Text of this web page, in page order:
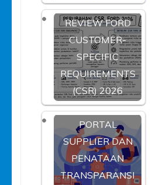
REVIEW FORD
CUSTOMER-
SPECIFIC
REQUIREMENTS
(CSR) 2026
PORTAL
SUPPLIER DAN
PENATAAN
TRANSPARANSI